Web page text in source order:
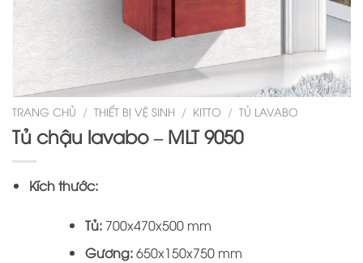
TRANG CHỦ / THIẾT BỊ VỆ SINH / KITTO / TỦ LAVABO
Tủ chậu lavabo – MLT 9050
Kích thước:
Tủ:700x470x500 mm
Gương:650x150x750 mm